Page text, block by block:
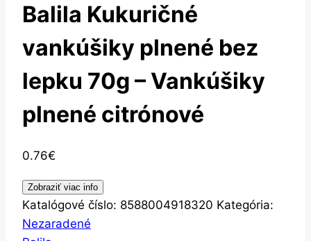
Balila Kukuričné
vankúšiky plnené bez
lepku 70g – Vankúšiky
plnené citrónové
0.76€
Zobraziť viac info
Katalógové číslo: 8588004918320 Kategória:
Nezaradené